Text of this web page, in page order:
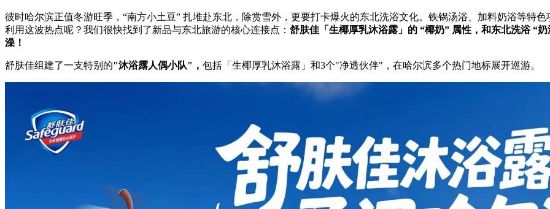
彼时哈尔滨正值冬游旺季，“南方小土豆” 扎堆赴东北，除赏雪外，更要打卡爆火的东北洗浴文化。铁锅汤浴、加料奶浴等特
利用这波热点呢？我们很快找到了新品与东北旅游的核心连接点： 舒肤佳「生椰厚乳沐浴露」的 “椰奶” 属性，和东北洗浴 “
澡！
舒肤佳组建了一支特别的"沐浴露人偶小队"， 包括「生椰厚乳沐浴露」和3个"净透伙伴"，在哈尔滨多个热门地标展开巡游。